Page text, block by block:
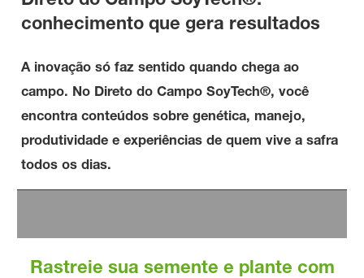
conhecimento que gera resultados
A inovação só faz sentido quando chega ao
campo. No Direto do Campo SoyTech®, você
encontra conteúdos sobre genética, manejo,
produtividade e experiências de quem vive a safra
todos os dias.
Rastreie sua semente e plante com